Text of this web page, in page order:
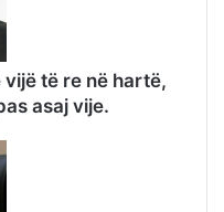
të re në hartë,
asaj vije.